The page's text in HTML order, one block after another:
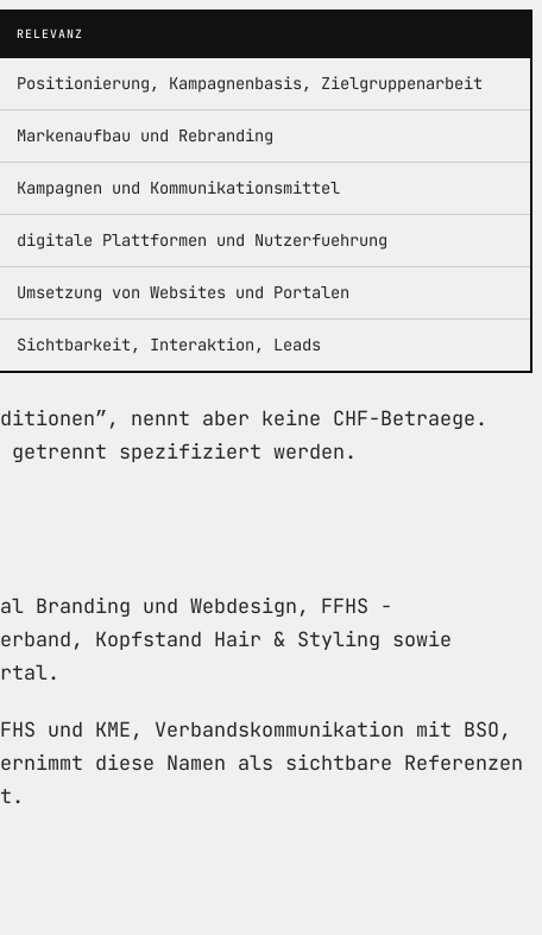
RELEVANZ
Positionierung, Kampagnenbasis, Zielgruppenarbeit
Markenaufbau und Rebranding
Kampagnen und Kommunikationsmittel
digitale Plattformen und Nutzerfuehrung
Umsetzung von Websites und Portalen
Sichtbarkeit, Interaktion, Leads
nennt aber keine CHF-Betraege.
getrennt spezifiziert werden.
und Webdesign, FFHS -
Kopfstand Hair & Styling sowie
und KME, Verbandskommunikation mit BSO,
diese Namen als sichtbare Referenzen